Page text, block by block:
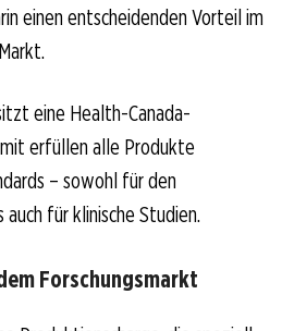
einen entscheidenden Vorteil im
eine Health-Canada-
erfüllen alle Produkte
– sowohl für den
für klinische Studien.
Forschungsmarkt